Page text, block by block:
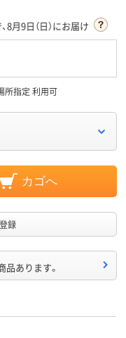
8月9日（日）にお届け
所指定 利用可
カゴへ
録
品あります。